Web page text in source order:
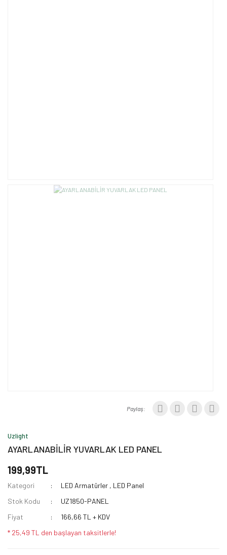
Paylaş:
Uzlight
AYARLANABİLİR YUVARLAK LED PANEL
199,99TL
Kategori LED Armatürler , LED Panel
Stok Kodu
UZ1850-PANEL
Fiyat
166,66 TL + KDV
* 25,49 TL den başlayan taksitlerle!